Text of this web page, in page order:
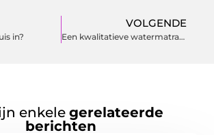
in?
VOLGENDE
Een kwalitatieve watermatras kopen
enkele gerelateerde
berichten